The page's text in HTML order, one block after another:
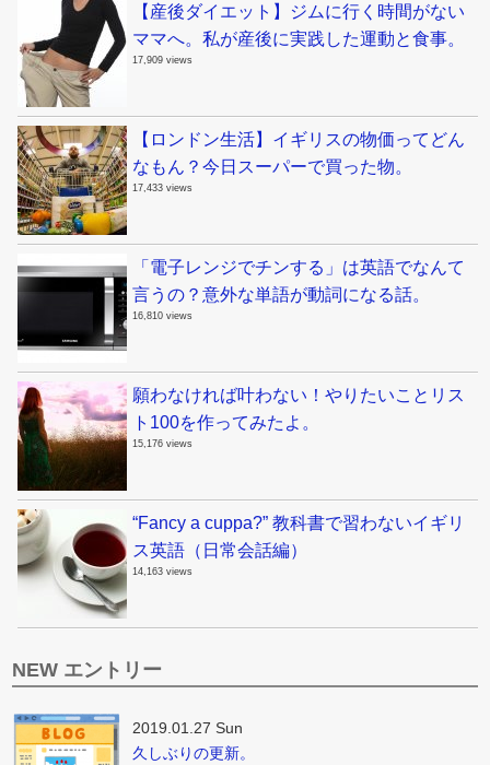
【産後ダイエット】ジムに行く時間がない
ママへ。私が産後に実践した運動と食事。
17,909 views
【ロンドン生活】イギリスの物価ってどん
なもん？今日スーパーで買った物。
17,433 views
「電子レンジでチンする」は英語でなんて
言うの？意外な単語が動詞になる話。
16,810 views
願わなければ叶わない！やりたいことリス
ト100を作ってみたよ。
15,176 views
“Fancy a cuppa?” 教科書で習わないイギリ
ス英語（日常会話編）
14,163 views
NEW エントリー
2019.01.27 Sun
久しぶりの更新。